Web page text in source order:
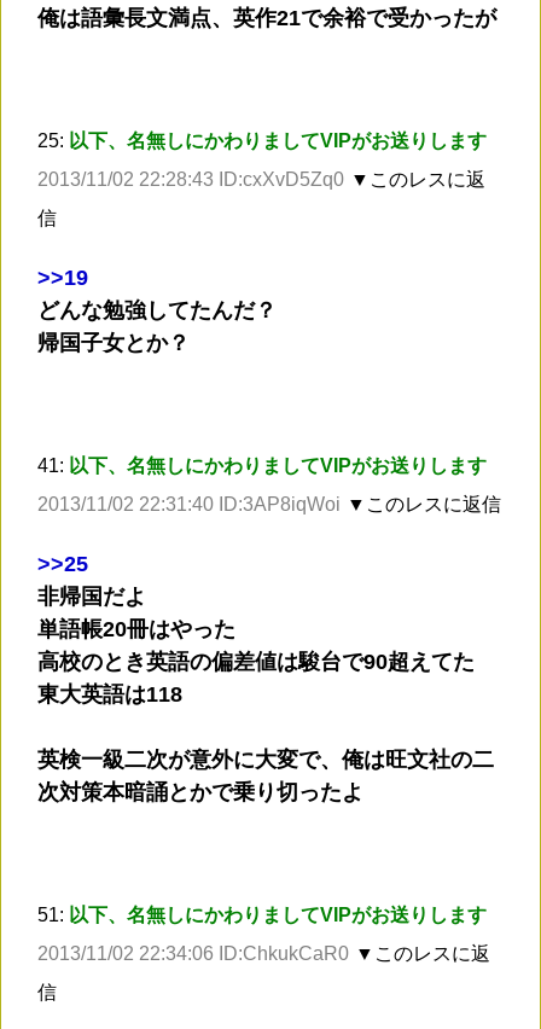
俺は語彙長文満点、英作21で余裕で受かったが
25: 以下、名無しにかわりましてVIPがお送りします
2013/11/02 22:28:43 ID:cxXvD5Zq0 ▼このレスに返
信
>>19
どんな勉強してたんだ？
帰国子女とか？
41: 以下、名無しにかわりましてVIPがお送りします
2013/11/02 22:31:40 ID:3AP8iqWoi ▼このレスに返信
>>25
非帰国だよ
単語帳20冊はやった
高校のとき英語の偏差値は駿台で90超えてた
東大英語は118
英検一級二次が意外に大変で、俺は旺文社の二
次対策本暗誦とかで乗り切ったよ
51: 以下、名無しにかわりましてVIPがお送りします
2013/11/02 22:34:06 ID:ChkukCaR0 ▼このレスに返
信